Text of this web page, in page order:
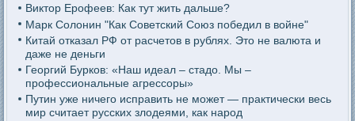
Виктор Ерофеев: Как тут жить дальше?
Марк Солонин "Как Советский Союз победил в войне"
Китай отказал РФ от расчетов в рублях. Это не валюта и
даже не деньги
Георгий Бурков: «Наш идеал – стадо. Мы –
профессиональные агрессоры»
Путин уже ничего исправить не может — практически весь
мир считает русских злодеями, как народ